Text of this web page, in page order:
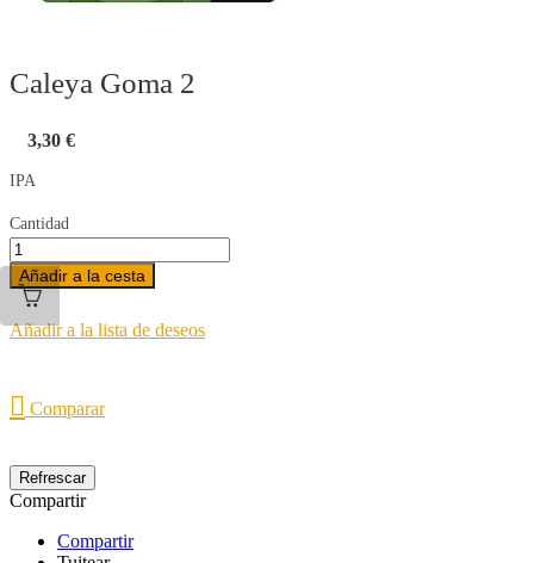
Caleya Goma 2
3,30 €
IPA
Cantidad
Añadir a la cesta
Añadir a la lista de deseos
 Comparar
Compartir
Compartir